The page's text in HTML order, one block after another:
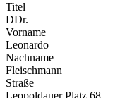
Titel
DDr.
Vorname
Leonardo
Nachname
Fleischmann
Straße